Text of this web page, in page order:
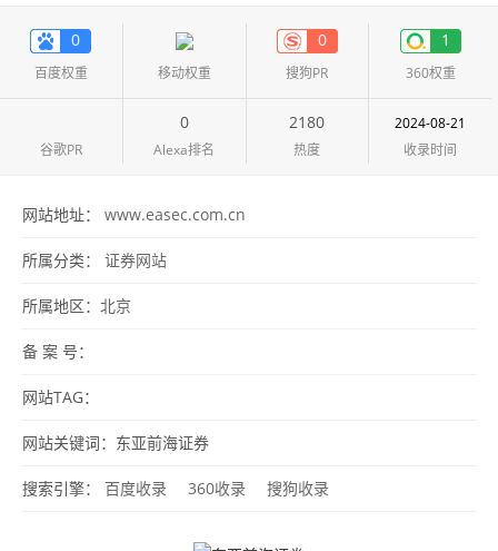
0
百度权重 移动权重
0
搜狗PR
1
360权重
谷歌PR
0
Alexa排名
2180
热度
2024-08-21
收录时间
网站地址： www.easec.com.cn
所属分类： 证券网站
所属地区： 北京
备 案 号：
网站TAG：
网站关键词：东亚前海证券
搜索引擎： 百度收录 360收录 搜狗收录